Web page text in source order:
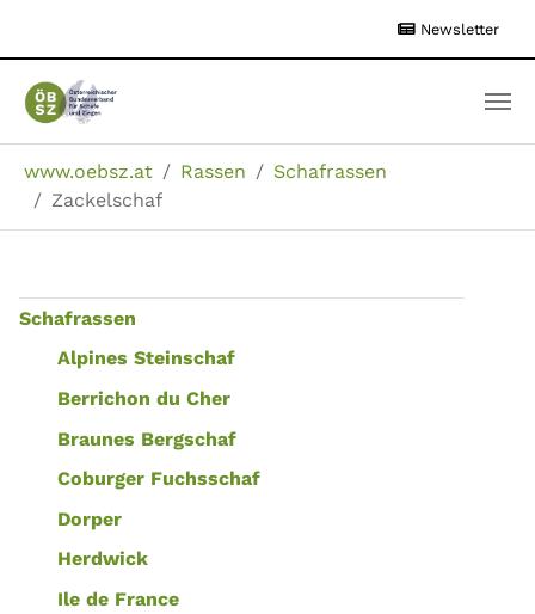
Newsletter
www.oebsz.at Rassen
Schafrassen
Zackelschaf
Schafrassen
Alpines Steinschaf
Berrichon du Cher
Braunes Bergschaf
Coburger Fuchsschaf
Dorper
Herdwick
Ile de France